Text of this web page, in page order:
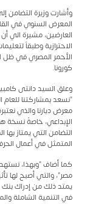
وأشارت وزيرة التضامن
المعرض السنوي في
العارضين، مشيرة الي
الاحترازية وطبقاً
الأحمر المصري في ظل
كورونا.
وعلق السيد دانتى
"نسعد بمشاركتنا للعام
معرض ديارنا والذي
الإبداعي، خاصةً نسخة
التضامن التي يمتاز
المتمثل في أعمال
كما أضاف "وبهذا،
مصر"، والتي أصبح لها
يمتد ذلك من إدراك بنك
في التنمية الشاملة